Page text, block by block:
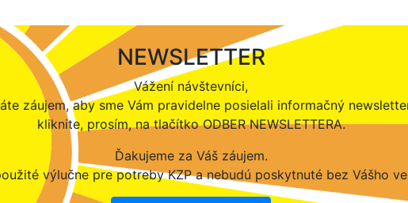
NEWSLETTER
Vážení návštevníci,
záujem, aby sme Vám pravidelne posielali informačný
kliknite, prosím, na tlačítko ODBER NEWSLETTERA.
Ďakujeme za Váš záujem.
výlučne pre potreby KZP a nebudú poskytnuté bez Vášho